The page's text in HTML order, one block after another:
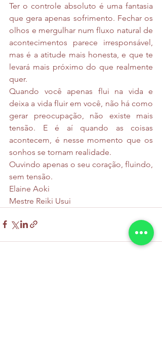
Ter o controle absoluto é uma fantasia
que gera apenas sofrimento. Fechar os
olhos e mergulhar num fluxo natural de
acontecimentos parece irresponsável,
mas é a atitude mais honesta, e que te
levará mais próximo do que realmente
quer.
Quando você apenas flui na vida e
deixa a vida fluir em você, não há como
gerar preocupação, não existe mais
tensão. E é aí quando as coisas
acontecem, é nesse momento que os
sonhos se tornam realidade.
Ouvindo apenas o seu coração, fluindo,
sem tensão.
Elaine Aoki
Mestre Reiki Usui